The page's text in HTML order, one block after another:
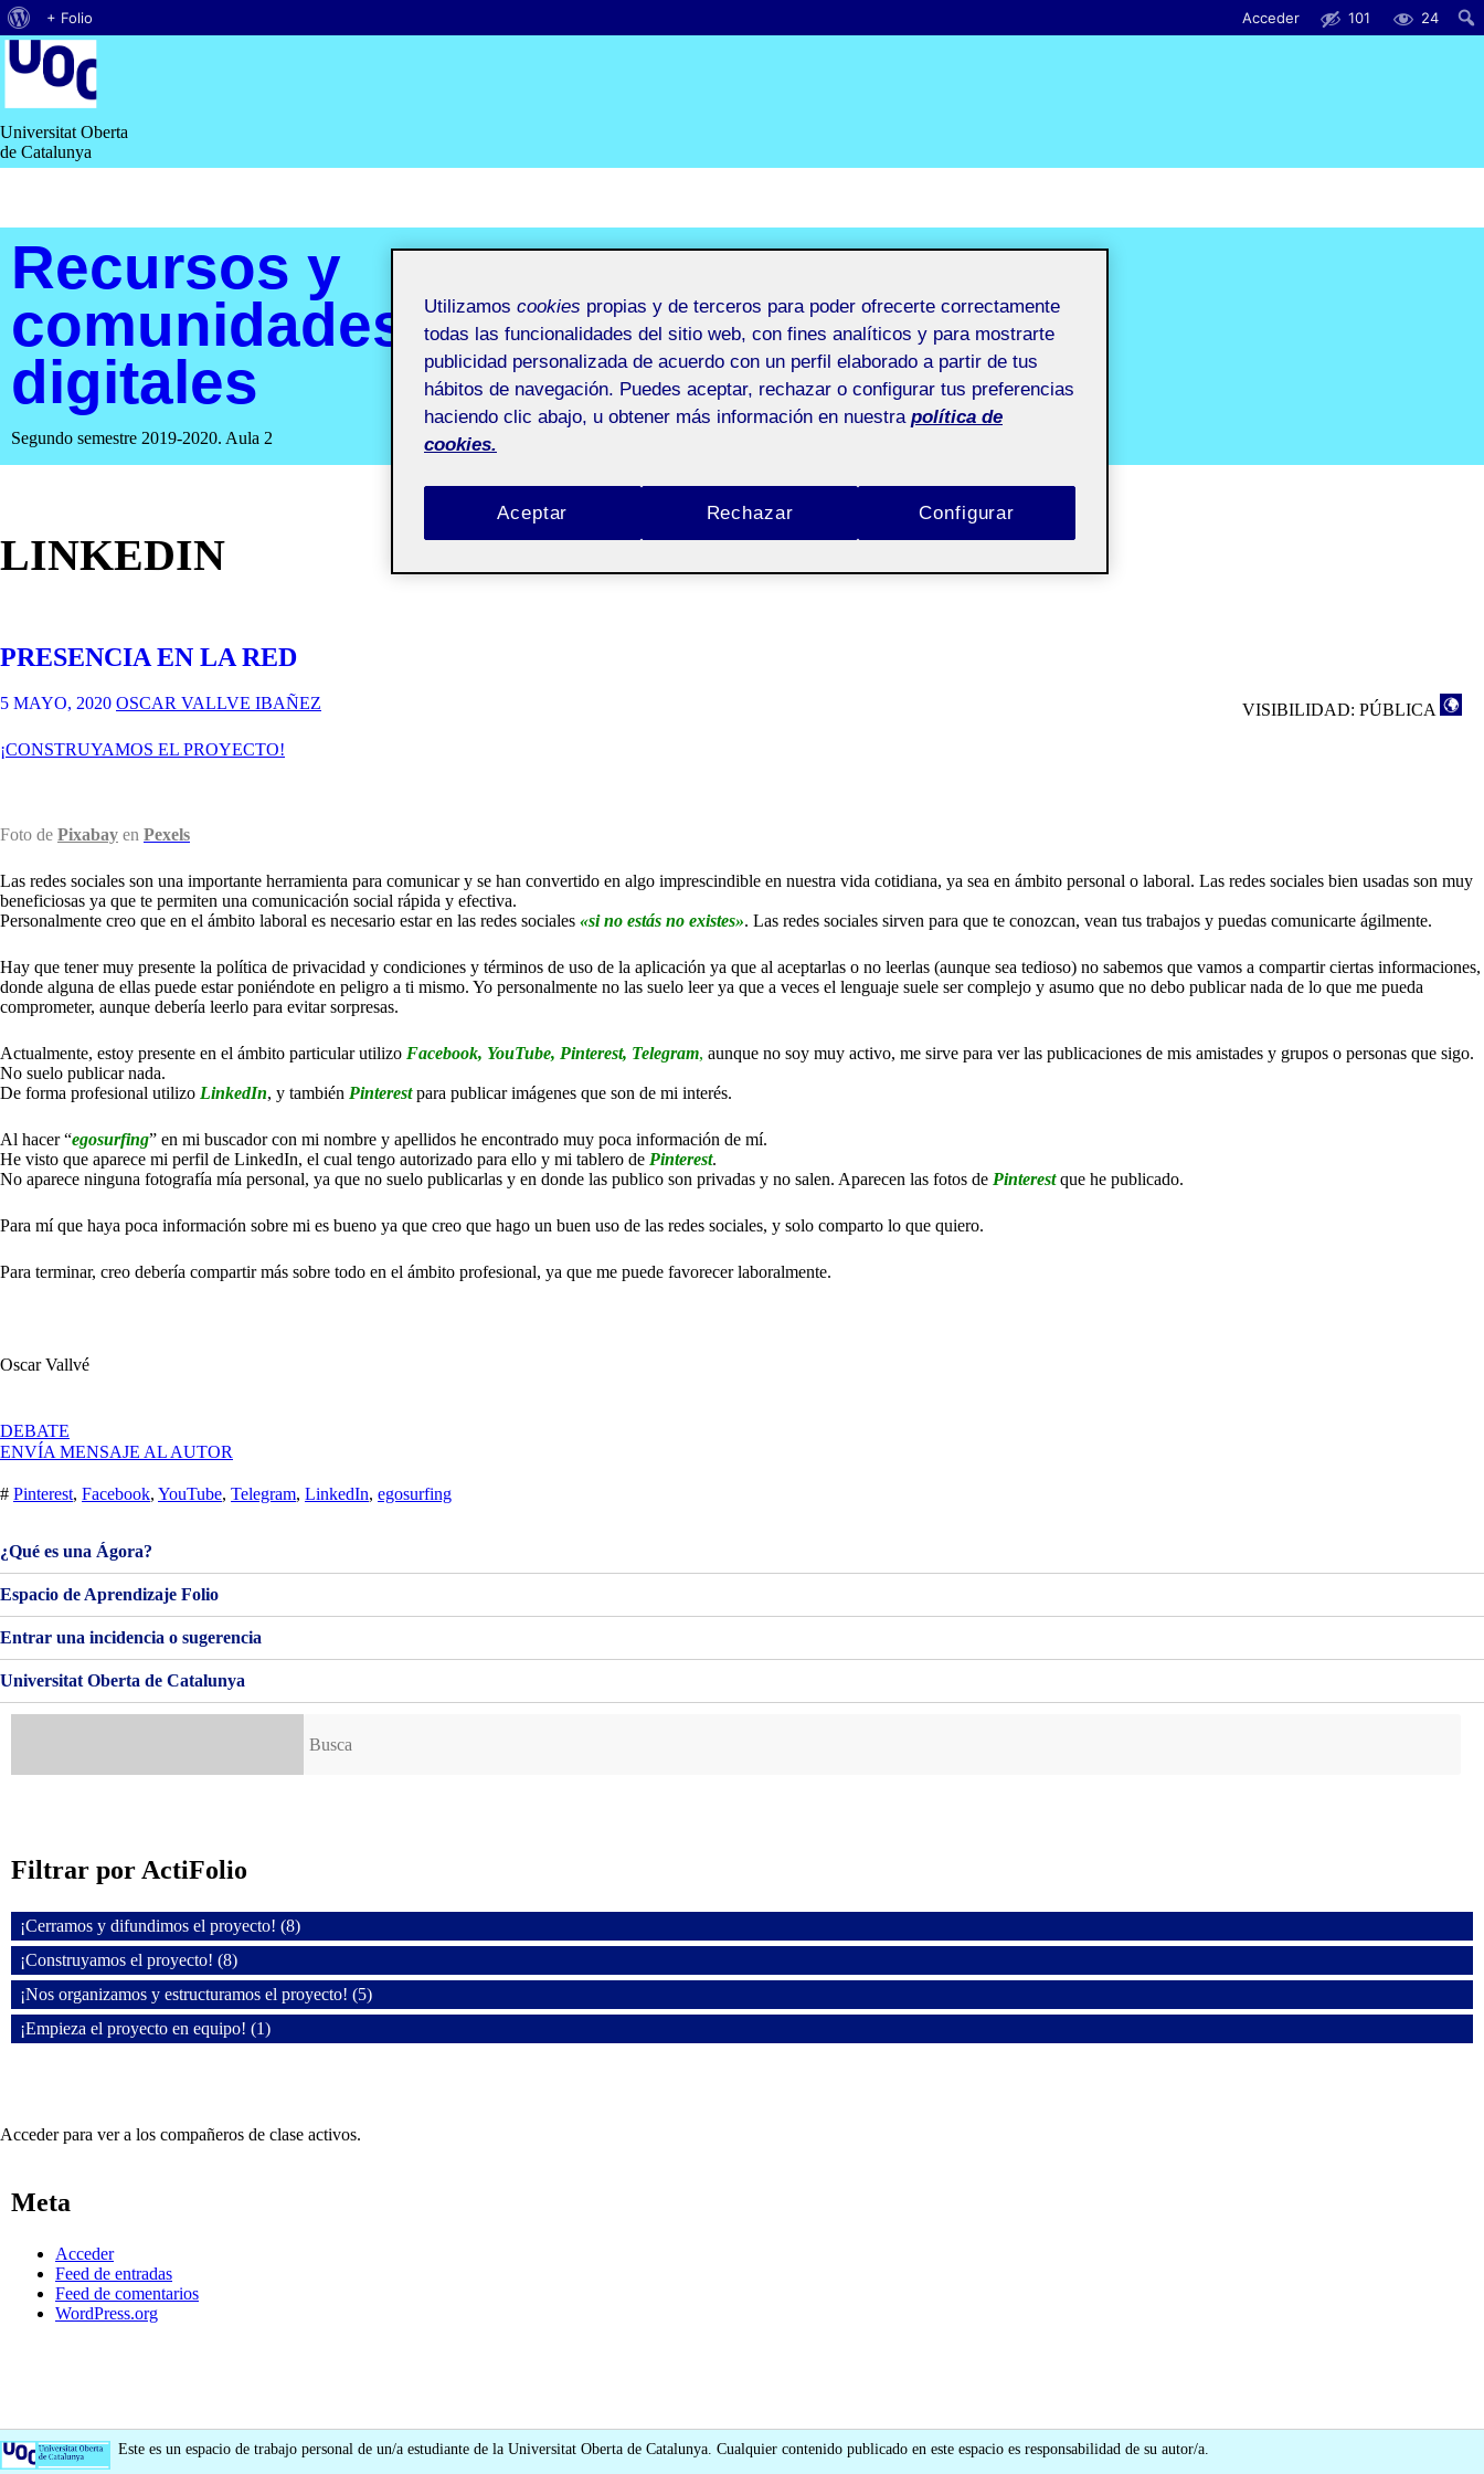
Saltar
al
contenido
Universitat Oberta
de Catalunya
Recursos y
comunidades
digitales
Segundo semestre 2019-2020. Aula 2
LINKEDIN
PRESENCIA EN LA RED
5 MAYO, 2020 OSCAR VALLVE IBAÑEZ VISIBILIDAD: PÚBLICA
¡CONSTRUYAMOS EL PROYECTO!
Foto de Pixabay en Pexels
Las redes sociales son una importante herramienta para comunicar y se han convertido en algo imprescindible en nuestra vida cotidiana, ya sea en ámbito personal o laboral. Las redes sociales bien usadas son muy
beneficiosas ya que te permiten una comunicación social rápida y efectiva.
Personalmente creo que en el ámbito laboral es necesario estar en las redes sociales «si no estás no existes». Las redes sociales sirven para que te conozcan, vean tus trabajos y puedas comunicarte ágilmente.
Hay que tener muy presente la política de privacidad y condiciones y términos de uso de la aplicación ya que al aceptarlas o no leerlas (aunque sea tedioso) no sabemos que vamos a compartir ciertas informaciones,
donde alguna de ellas puede estar poniéndote en peligro a ti mismo. Yo personalmente no las suelo leer ya que a veces el lenguaje suele ser complejo y asumo que no debo publicar nada de lo que me pueda
comprometer, aunque debería leerlo para evitar sorpresas.
Actualmente, estoy presente en el ámbito particular utilizo Facebook, YouTube, Pinterest, Telegram, aunque no soy muy activo, me sirve para ver las publicaciones de mis amistades y grupos o personas que sigo.
No suelo publicar nada.
De forma profesional utilizo LinkedIn, y también Pinterest para publicar imágenes que son de mi interés.
Al hacer “egosurfing” en mi buscador con mi nombre y apellidos he encontrado muy poca información de mí.
He visto que aparece mi perfil de LinkedIn, el cual tengo autorizado para ello y mi tablero de Pinterest.
No aparece ninguna fotografía mía personal, ya que no suelo publicarlas y en donde las publico son privadas y no salen. Aparecen las fotos de Pinterest que he publicado.
Para mí que haya poca información sobre mi es bueno ya que creo que hago un buen uso de las redes sociales, y solo comparto lo que quiero.
Para terminar, creo debería compartir más sobre todo en el ámbito profesional, ya que me puede favorecer laboralmente.
Oscar Vallvé
DEBATE
PRESENCIA
LA
ENVÍA MENSAJE AL AUTOR
# Pinterest, Facebook, YouTube, Telegram, LinkedIn, egosurfing
¿Qué es una Ágora?
Espacio de Aprendizaje Folio
Entrar una incidencia o sugerencia
Universitat Oberta de Catalunya
Filtrar por ActiFolio
¡Cerramos y difundimos el proyecto! (8)
¡Construyamos el proyecto! (8)
¡Nos organizamos y estructuramos el proyecto! (5)
¡Empieza el proyecto en equipo! (1)
Acceder para ver a los compañeros de clase activos.
Meta
Acceder
Feed de entradas
Feed de comentarios
WordPress.org
Este es un espacio de trabajo personal de un/a estudiante de la Universitat Oberta de Catalunya. Cualquier contenido publicado en este espacio es responsabilidad de su autor/a.
Acerca
de
WordPress
+ Folio Acceder 101 24
Utilizamos cookies propias y de terceros para poder ofrecerte correctamente
todas las funcionalidades del sitio web, con fines analíticos y para mostrarte
publicidad personalizada de acuerdo con un perfil elaborado a partir de tus
hábitos de navegación. Puedes aceptar, rechazar o configurar tus preferencias
haciendo clic abajo, u obtener más información en nuestra política de
cookies.
Rechazar
Aceptar Configurar